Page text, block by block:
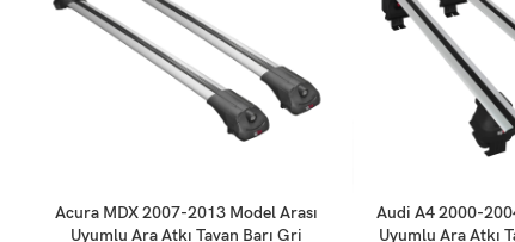
SEPETE EKLE
Acura MDX 2007-2013 Model Arası
Uyumlu Ara Atkı Tavan Barı Gri
SEPETE EKLE
Audi A4 2000-
Uyumlu Ara Atkı